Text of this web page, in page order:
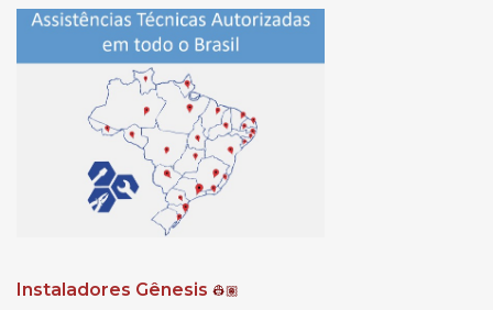
Instaladores Gênesis 👷🏽